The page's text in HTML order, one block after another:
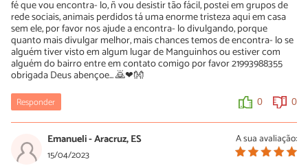
fé que vou encontra- lo, ñ vou desistir tão fácil, postei em grupos de
rede sociais, animais perdidos tá uma enorme tristeza aqui em casa
sem ele, por favor nos ajude a encontra- lo divulgando, porque
quanto mais divulgar melhor, mais chances temos de encontra- lo se
alguém tiver visto em algum lugar de Manguinhos ou estiver com
alguém do bairro entre em contato comigo por favor 21993988355
obrigada Deus abençoe... 🙇❤👐
Responder 0 0
A sua avaliação:
Emanueli - Aracruz, ES
15/04/2023